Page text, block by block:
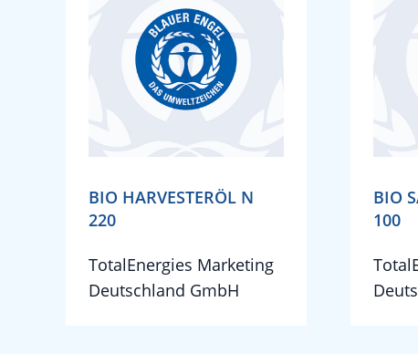
BIO HARVESTERÖL N
220
TotalEnergies Marketing
Deutschland GmbH
BIO
100